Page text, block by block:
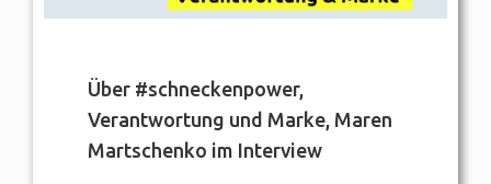
Über #schneckenpower,
Verantwortung und Marke, Maren
Martschenko im Interview